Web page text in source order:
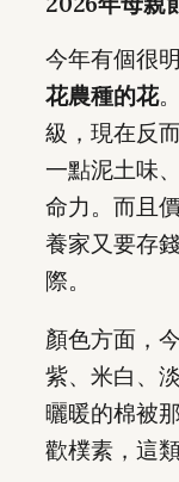
今年有個很
花農種的花
級，現在反
一點泥土味
命力。而且
養家又要存
際。
顏色方面，
紫、米白、
曬暖的棉被
歡樸素，這